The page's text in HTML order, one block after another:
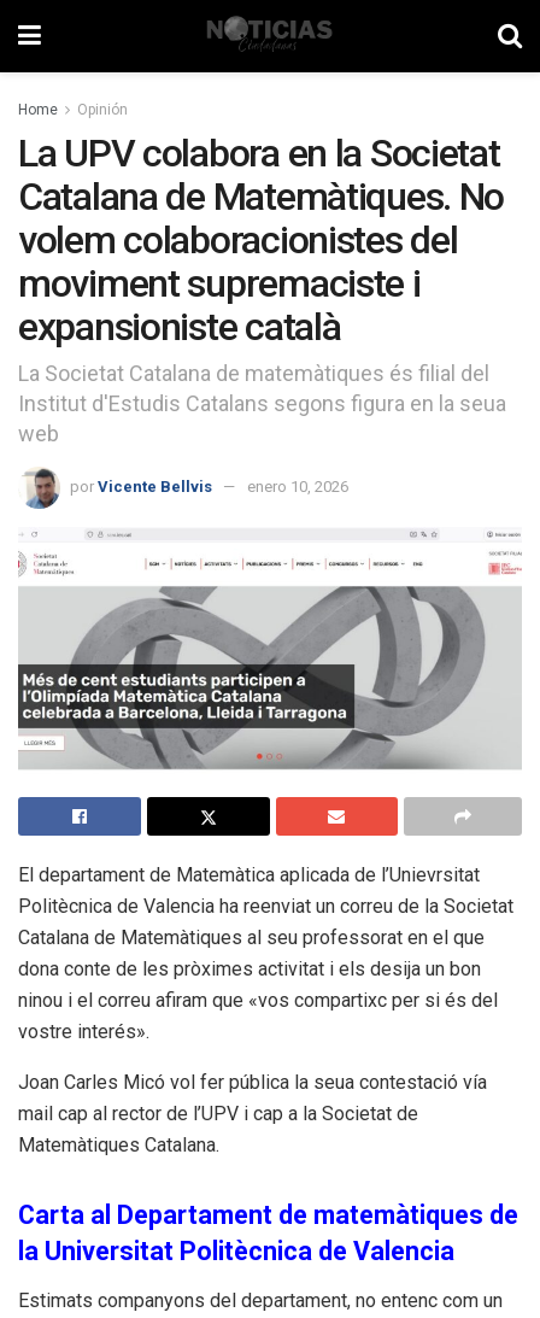
Home Opinión
La UPV colabora en la Societat
Catalana de Matemàtiques. No
volem colaboracionistes del
moviment supremaciste i
expansioniste català
La Societat Catalana de matemàtiques és filial del
Institut d'Estudis Catalans segons figura en la seua
web
por Vicente Bellvis enero 10, 2026
El departament de Matemàtica aplicada de l’Unievrsitat
Politècnica de Valencia ha reenviat un correu de la Societat
Catalana de Matemàtiques al seu professorat en el que
dona conte de les pròximes activitat i els desija un bon
ninou i el correu afiram que «vos compartixc per si és del
vostre interés».
Joan Carles Micó vol fer pública la seua contestació vía
mail cap al rector de l’UPV i cap a la Societat de
Matemàtiques Catalana.
Carta al Departament de matemàtiques de
la Universitat Politècnica de Valencia
Estimats companyons del departament, no entenc com un